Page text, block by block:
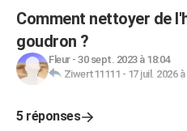
Comment nettoyer de
goudron ?
Fleur- 30 sept. 2023 à 18:04
Ziwert11111 - 17 juil. 2026 à
5 réponses